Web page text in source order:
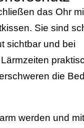
das Ohr
Sie sind
sichtbar und bei
die
werden und mit